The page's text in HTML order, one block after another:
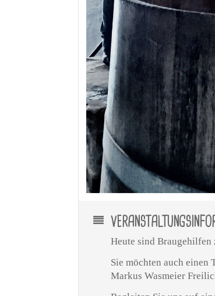
Heute sind Braugehilfen
Sie möchten auch einen
Markus Wasmeier